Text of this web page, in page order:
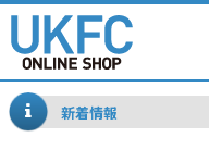
新着情報